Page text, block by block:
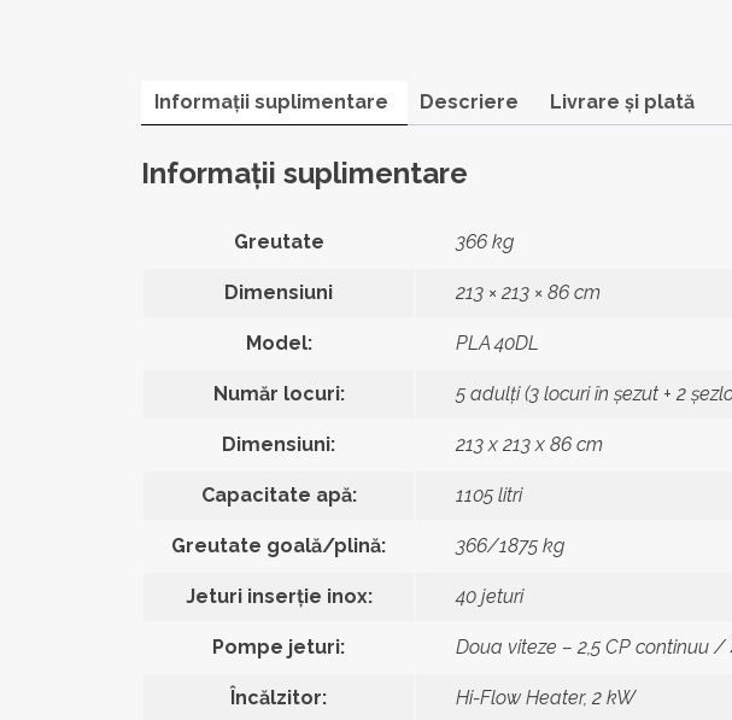
Informații suplimentare Descriere Livrare și plată
Informații suplimentare
Greutate 366 kg
Dimensiuni 213 × 213 × 86 cm
Model: PLA 40DL
Număr locuri: 5 adulți (3 locuri în șezut + 2
Dimensiuni: 213 x 213 x 86 cm
Capacitate apă: 1105 litri
Greutate goală/plină: 366/1875 kg
Jeturi inserție inox: 40 jeturi
Pompe jeturi: Doua viteze – 2,5 CP continuu
Încălzitor: Hi-Flow Heater, 2 kW